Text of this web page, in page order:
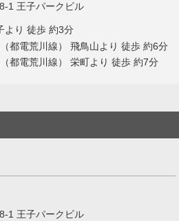
1 王子パークビル
より 徒歩 約3分
都電荒川線） 飛鳥山より 徒歩 約6分
都電荒川線） 栄町より 徒歩 約7分
1 王子パークビル